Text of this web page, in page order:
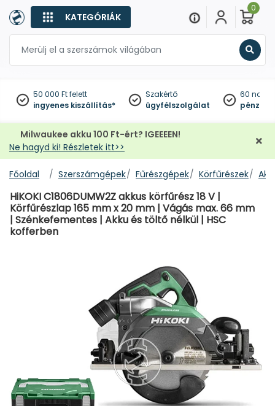
KATEGÓRIÁK
0
50 000 Ft felett
ingyenes kiszállítás*
Szakértő
ügyfélszolgálat
60
Milwaukee akku 100 Ft-ért? IGEEEEN!
Ne hagyd ki! Részletek itt>>
Főoldal Szerszámgépek Fűrészgépek Körfűrészek
HiKOKI C1806DUMW2Z akkus körfűrész 18 V |
Körfűrészlap 165 mm x 20 mm | Vágás max. 66 mm
| Szénkefementes | Akku és töltő nélkül | HSC
kofferben